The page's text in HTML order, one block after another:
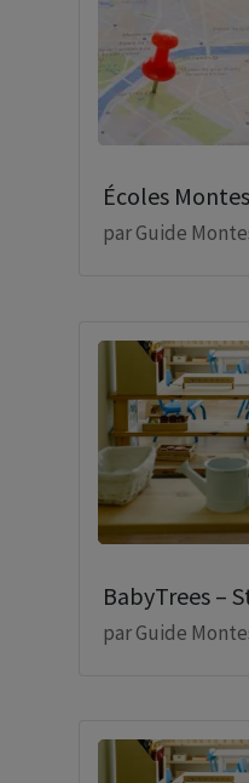
Écoles
parGuide
BabyTrees –
parGuide